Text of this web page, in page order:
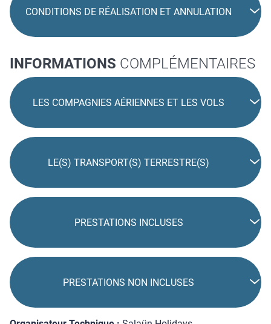
CONDITIONS DE RÉALISATION ET ANNULATION
INFORMATIONS COMPLÉMENTAIRES
LES COMPAGNIES AÉRIENNES ET LES VOLS
LE(S) TRANSPORT(S) TERRESTRE(S)
PRESTATIONS INCLUSES
PRESTATIONS NON INCLUSES